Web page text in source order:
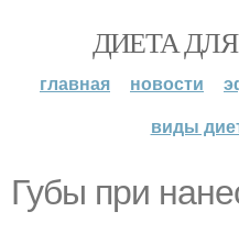
ДИЕТА
главная новости
виды
Губы при